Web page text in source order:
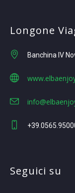
Longone
Banchina IV
Seguici su